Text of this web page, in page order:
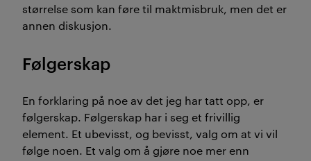
størrelse som kan føre til maktmisbruk, men det er
annen diskusjon.
Følgerskap
En forklaring på noe av det jeg har tatt opp, er
følgerskap. Følgerskap har i seg et frivillig
element. Et ubevisst, og bevisst, valg om at vi vil
følge noen. Et valg om å gjøre noe mer enn